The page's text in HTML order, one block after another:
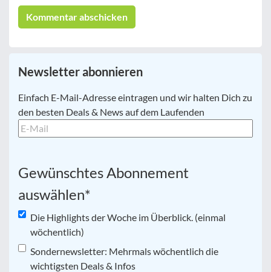
Newsletter abonnieren
E-
Mail *
Einfach E-Mail-Adresse eintragen und wir halten Dich zu
den besten Deals & News auf dem Laufenden
Gewünschtes Abonnement
auswählen*
Die Highlights der Woche im Überblick. (einmal
wöchentlich)
Sondernewsletter: Mehrmals wöchentlich die
wichtigsten Deals & Infos